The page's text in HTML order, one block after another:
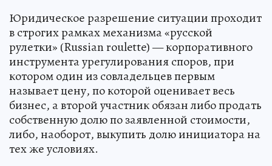
Юридическое разрешение ситуации проходит
в строгих рамках механизма «русской
рулетки» (Russian roulette) — корпоративного
инструмента урегулирования споров, при
котором один из совладельцев первым
называет цену, по которой оценивает весь
бизнес, а второй участник обязан либо продать
собственную долю по заявленной стоимости,
либо, наоборот, выкупить долю инициатора на
тех же условиях.